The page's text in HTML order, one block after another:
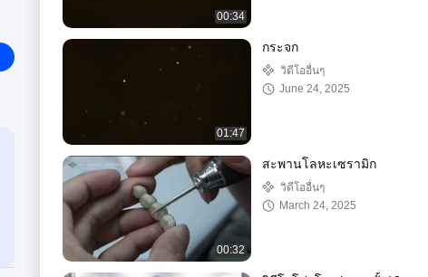
00:34
01:47
กระจก
วิดีโออื่นๆ
June 24, 2025
00:32
สะพานโลหะเซรามิก
วิดีโออื่นๆ
March 24, 2025